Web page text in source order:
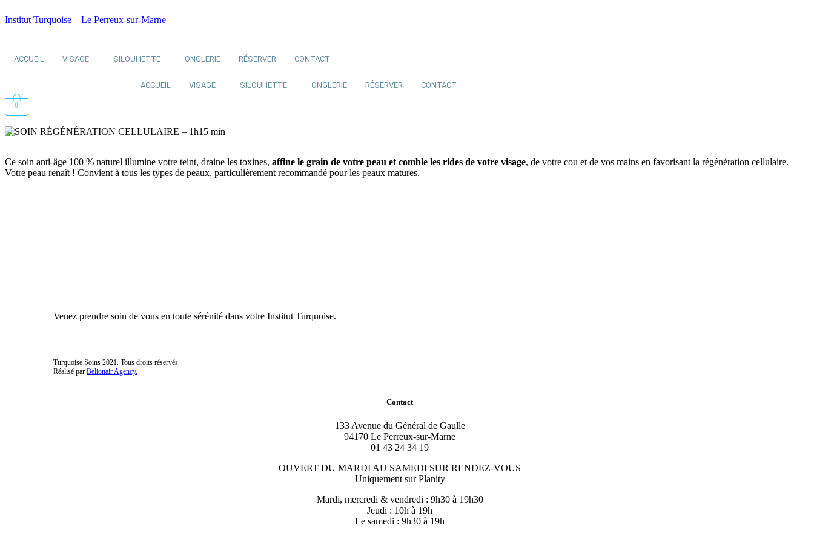
Institut Turquoise – Le Perreux-sur-Marne
ACCUEIL VISAGE SILOUHETTE ONGLERIE RÉSERVER CONTACT
ACCUEIL VISAGE SILOUHETTE ONGLERIE RÉSERVER CONTACT
0
Ce soin anti-âge 100 % naturel illumine votre teint, draine les toxines, affine le grain de votre peau et comble les rides de votre visage, de votre cou et de vos mains en favorisant la régénération cellulaire.
Votre peau renaît ! Convient à tous les types de peaux, particulièrement recommandé pour les peaux matures.
Venez prendre soin de vous en toute sérénité dans votre Institut Turquoise.
Turquoise Soins 2021. Tous droits réservés.
Réalisé par Belionair Agency.
Contact
133 Avenue du Général de Gaulle
94170 Le Perreux-sur-Marne
01 43 24 34 19
OUVERT DU MARDI AU SAMEDI SUR RENDEZ-VOUS
Uniquement sur Planity
Mardi, mercredi & vendredi : 9h30 à 19h30
Jeudi : 10h à 19h
Le samedi : 9h30 à 19h